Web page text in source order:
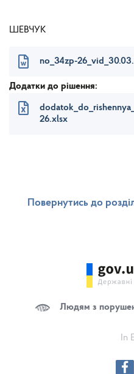
ШЕВЧУК
no_34zp-
Додатки до рішення:
26.xlsx
Повернутись до
Людям з
In